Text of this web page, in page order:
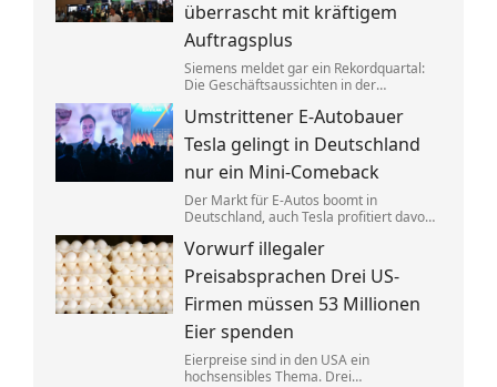
überrascht mit kräftigem
Auftragsplus
Siemens meldet gar ein Rekordquartal:
Die Geschäftsaussichten in der
spürbar verbessert. Dahinter stecken
jedoch vor allem Großaufträge, teils auch
aus Übersee.
Umstrittener E-Autobauer
Tesla gelingt in Deutschland
nur ein Mini-Comeback
Der Markt für E-Autos boomt in
Deutschland, auch Tesla profitiert davon.
geführte Konzern jedoch nicht zurück.
Eine exklusive Studie erklärt, warum.
Vorwurf illegaler
Preisabsprachen Drei US-
Firmen müssen 53 Millionen
Eier spenden
Eierpreise sind in den USA ein
hochsensibles Thema. Drei